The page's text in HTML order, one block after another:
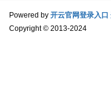
Powered by 开云官网登录入
Copyright© 2013-2024